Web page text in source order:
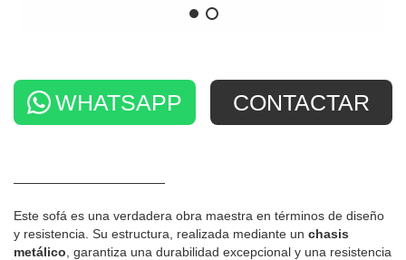
WHATSAPP CONTACTAR
Este sofá es una verdadera obra maestra en términos de diseño
y resistencia. Su estructura, realizada mediante un chasis
metálico , garantiza una durabilidad excepcional y una resistencia